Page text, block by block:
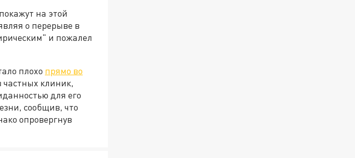
на этой
о перерыве в
и пожалел
плохо прямо во
частных клиник,
для его
сообщив, что
опровергнув